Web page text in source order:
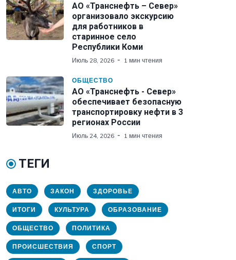
АО «Транснефть – Север»
организовало экскурсию
для работников в
старинное село
Республики Коми
Июль 28, 2026 1 мин чтения
ОБЩЕСТВО
АО «Транснефть - Север»
обеспечивает безопасную
транспортировку нефти в 3
регионах России
Июль 24, 2026 1 мин чтения
ТЕГИ
АВТО ЗАКОН ЗДОРОВЬЕ
ИТОГИ КУЛЬТУРА ОБРАЗОВАНИЕ
ОБЩЕСТВО ПОЛИТИКА
ПРОИСШЕСТВИЯ СПОРТ